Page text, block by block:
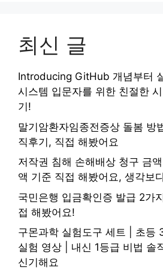
최신 글
Introducing GitHub 개념부터
시스템 입문자를 위한 친절한
기!
말기암환자임종전증상 돌봄 방
직후기, 직접 해봤어요
저작권 침해 손해배상 청구 금
액 기준 직접 해봤어요, 생각보
국민은행 입금확인증 발급 2가
접 해봤어요!
구몬과학 실험도구 세트 | 초등
실험 영상 | 내신 1등급 비법 솔
신기해요